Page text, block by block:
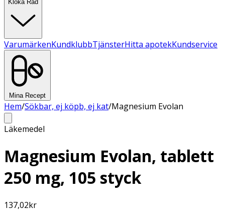
Kloka Råd
VarumärkenKundklubbTjänsterHitta apotekKundservice
Mina Recept
Hem/Sökbar, ej köpb, ej kat/Magnesium Evolan
Läkemedel
Magnesium Evolan, tablett
250 mg, 105 styck
137,02kr